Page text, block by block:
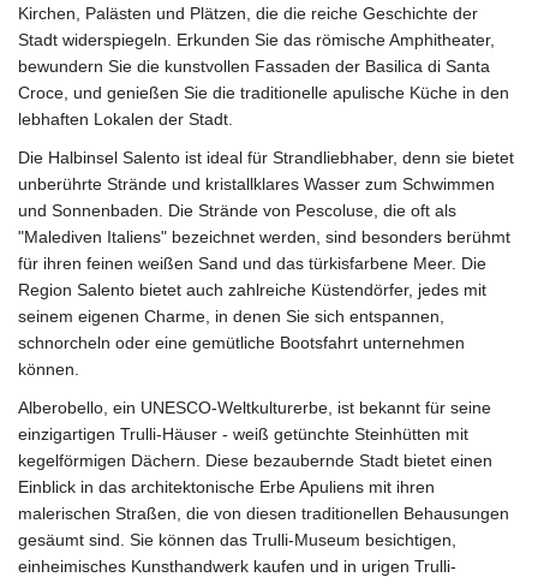
Kirchen, Palästen und Plätzen, die die reiche Geschichte der
Stadt widerspiegeln. Erkunden Sie das römische Amphitheater,
bewundern Sie die kunstvollen Fassaden der Basilica di Santa
Croce, und genießen Sie die traditionelle apulische Küche in den
lebhaften Lokalen der Stadt.
Die Halbinsel Salento ist ideal für Strandliebhaber, denn sie bietet
unberührte Strände und kristallklares Wasser zum Schwimmen
und Sonnenbaden. Die Strände von Pescoluse, die oft als
"Malediven Italiens" bezeichnet werden, sind besonders berühmt
für ihren feinen weißen Sand und das türkisfarbene Meer. Die
Region Salento bietet auch zahlreiche Küstendörfer, jedes mit
seinem eigenen Charme, in denen Sie sich entspannen,
schnorcheln oder eine gemütliche Bootsfahrt unternehmen
können.
Alberobello, ein UNESCO-Weltkulturerbe, ist bekannt für seine
einzigartigen Trulli-Häuser - weiß getünchte Steinhütten mit
kegelförmigen Dächern. Diese bezaubernde Stadt bietet einen
Einblick in das architektonische Erbe Apuliens mit ihren
malerischen Straßen, die von diesen traditionellen Behausungen
gesäumt sind. Sie können das Trulli-Museum besichtigen,
einheimisches Kunsthandwerk kaufen und in urigen Trulli-